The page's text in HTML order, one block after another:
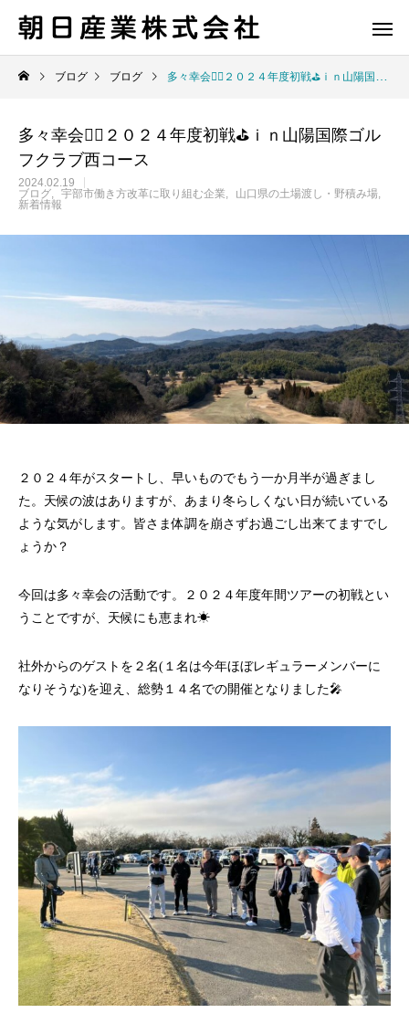
ブログ ブログ 多々幸会🏌🏽２０２４年度初戦⛳ｉｎ山陽国際ゴルフクラブ西コース
多々幸会🏌🏽２０２４年度初戦⛳ｉｎ山陽国際ゴル
フクラブ西コース
2024.02.19
ブログ
宇部市働き方改革に取り組む企業
山口県の土場渡し・野積み場
新着情報
２０２４年がスタートし、早いものでもう一か月半が過ぎまし
た。天候の波はありますが、あまり冬らしくない日が続いている
ような気がします。皆さま体調を崩さずお過ごし出来てますでし
ょうか？
今回は多々幸会の活動です。２０２４年度年間ツアーの初戦とい
うことですが、天候にも恵まれ☀
社外からのゲストを２名(１名は今年ほぼレギュラーメンバーに
なりそうな)を迎え、総勢１４名での開催となりました🎤